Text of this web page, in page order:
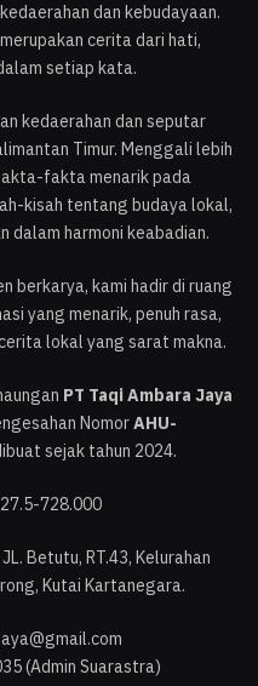
dan kebudayaan.
cerita dari hati,
setiap kata.
kedaerahan dan seputar
Timur. Menggali lebih
fakta menarik pada
kisah tentang budaya lokal,
dalam harmoni keabadian.
berkarya, kami hadir di ruang
yang menarik, penuh rasa,
lokal yang sarat makna.
PT Taqi Ambara Jaya
NomorAHU-
sejak tahun 2024.
728.000
Betutu, RT.43, Kelurahan
Kutai Kartanegara.
(Admin Suarastra)